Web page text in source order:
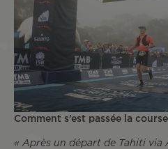
Comment s’est passée la
« Après un départ de Tahiti via